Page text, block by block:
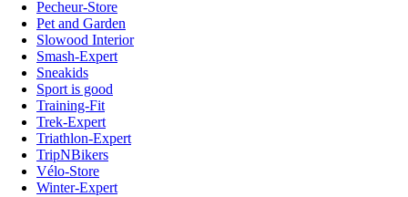
Pecheur-Store
Pet and Garden
Slowood Interior
Smash-Expert
Sneakids
Sport is good
Training-Fit
Trek-Expert
Triathlon-Expert
TripNBikers
Vélo-Store
Winter-Expert